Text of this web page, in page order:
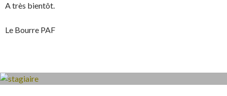
A très bientôt.
Le Bourre PAF